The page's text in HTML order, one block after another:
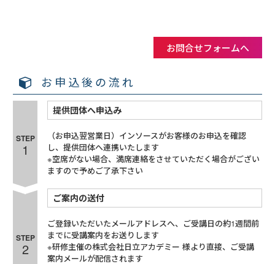
お問合せフォームへ
お申込後の流れ
STEP
1
提供団体へ申込み
（お申込翌営業日）インソースがお客様のお申込を確認
し、提供団体へ連携いたします
※空席がない場合、満席連絡をさせていただく場合がござい
ますので予めご了承下さい
STEP
2
ご案内の送付
ご登録いただいたメールアドレスへ、ご受講日の約1週間前
までに受講案内をお送りします
※研修主催の株式会社日立アカデミー 様より直接、ご受講
案内メールが配信されます